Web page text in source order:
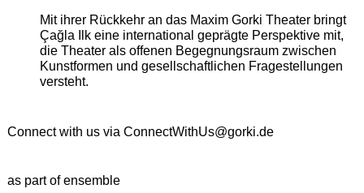
Mit ihrer Rückkehr an das Maxim Gorki Theater bringt
Çağla Ilk eine international geprägte Perspektive mit,
die Theater als offenen Begegnungsraum zwischen
Kunstformen und gesellschaftlichen Fragestellungen
versteht.
Connect with us via ConnectWithUs@gorki.de
as part of ensemble